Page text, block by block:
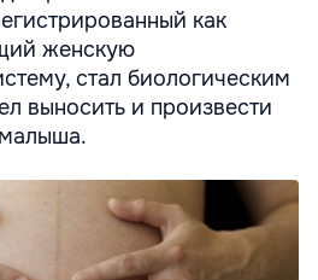
как
женскую
стал биологическим
выносить и произвести